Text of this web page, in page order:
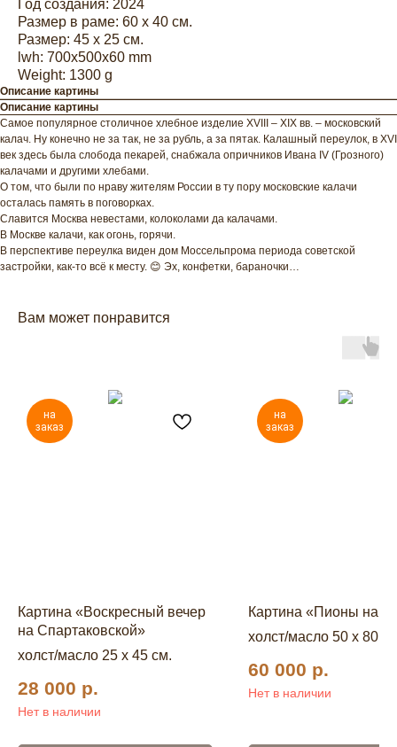
Год создания: 2024
Размер в раме: 60 х 40 см.
Размер: 45 х 25 см.
lwh: 700x500x60 mm
Weight: 1300 g
Описание картины
Описание картины
Самое популярное столичное хлебное изделие XVIII – XIX вв. – московский
калач. Ну конечно не за так, не за рубль, а за пятак. Калашный переулок, в XVI
век здесь была слобода пекарей, снабжала опричников Ивана IV (Грозного)
калачами и другими хлебами.
О том, что были по нраву жителям России в ту пору московские калачи
осталась память в поговорках.
Славится Москва невестами, колоколами да калачами.
В Москве калачи, как огонь, горячи.
В перспективе переулка виден дом Моссельпрома периода советской
застройки, как-то всё к месту. 😊 Эх, конфетки, бараночки…
Вам может понравится
на
заказ
Картина «Воскресный вечер
на Спартаковской»
холст/масло 25 x 45 см.
28 000 р.
Нет в наличии
на
заказ
Картина «Пионы на
холст/масло 50 x 80
60 000 р.
Нет в наличии